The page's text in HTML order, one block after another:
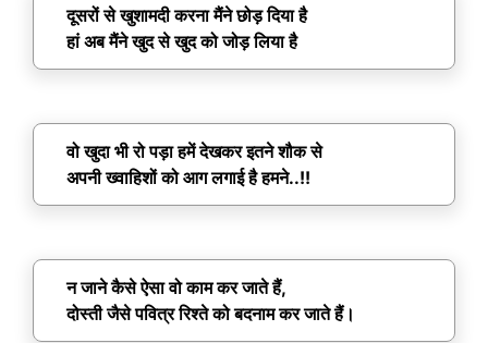
दूसरों से खुशामदी करना मैंने छोड़ दिया है
हां अब मैंने खुद से खुद को जोड़ लिया है
वो खुदा भी रो पड़ा हमें देखकर इतने शौक से
अपनी ख्वाहिशों को आग लगाई है हमने..!!
न जाने कैसे ऐसा वो काम कर जाते हैं,
दोस्ती जैसे पवित्र रिश्ते को बदनाम कर जाते हैं।